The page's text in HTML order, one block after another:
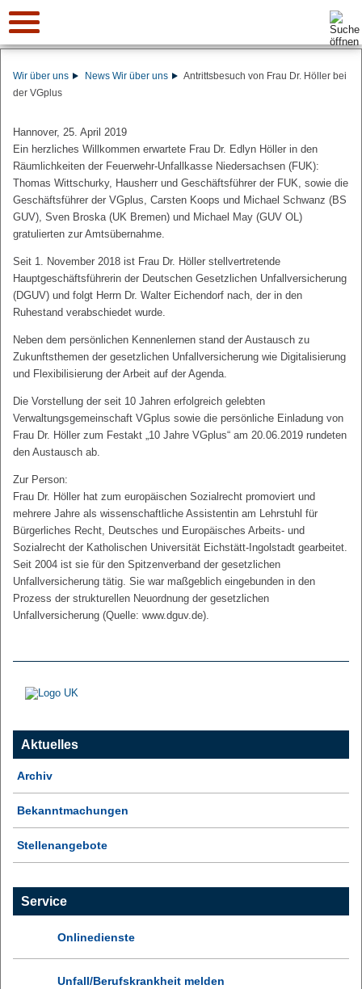
Suche:
Wir über uns News Wir über uns
Antrittsbesuch von Frau Dr. Höller bei
der VGplus
Hannover, 25. April 2019
Ein herzliches Willkommen erwartete Frau Dr. Edlyn Höller in den
Räumlichkeiten der Feuerwehr-Unfallkasse Niedersachsen (FUK):
Thomas Wittschurky, Hausherr und Geschäftsführer der FUK, sowie die
Geschäftsführer der VGplus, Carsten Koops und Michael Schwanz (BS
GUV), Sven Broska (UK Bremen) und Michael May (GUV OL)
gratulierten zur Amtsübernahme.
Seit 1. November 2018 ist Frau Dr. Höller stellvertretende
Hauptgeschäftsführerin der Deutschen Gesetzlichen Unfallversicherung
(DGUV) und folgt Herrn Dr. Walter Eichendorf nach, der in den
Ruhestand verabschiedet wurde.
Neben dem persönlichen Kennenlernen stand der Austausch zu
Zukunftsthemen der gesetzlichen Unfallversicherung wie Digitalisierung
und Flexibilisierung der Arbeit auf der Agenda.
Die Vorstellung der seit 10 Jahren erfolgreich gelebten
Verwaltungsgemeinschaft VGplus sowie die persönliche Einladung von
Frau Dr. Höller zum Festakt „10 Jahre VGplus“ am 20.06.2019 rundeten
den Austausch ab.
Zur Person:
Frau Dr. Höller hat zum europäischen Sozialrecht promoviert und
mehrere Jahre als wissenschaftliche Assistentin am Lehrstuhl für
Bürgerliches Recht, Deutsches und Europäisches Arbeits- und
Sozialrecht der Katholischen Universität Eichstätt-Ingolstadt gearbeitet.
Seit 2004 ist sie für den Spitzenverband der gesetzlichen
Unfallversicherung tätig. Sie war maßgeblich eingebunden in den
Prozess der strukturellen Neuordnung der gesetzlichen
Unfallversicherung (Quelle: www.dguv.de).
Aktuelles
Archiv
Bekanntmachungen
Stellenangebote
Service
Onlinedienste
Unfall/Berufskrankheit melden